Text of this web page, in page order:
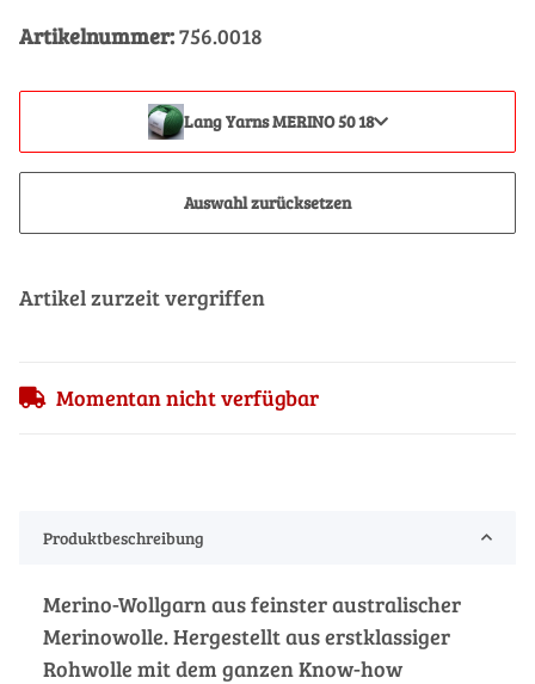
Artikelnummer:756.0018
Lang Yarns MERINO 50 18
Auswahl zurücksetzen
Artikel zurzeit vergriffen
Momentan nicht verfügbar
Produktbeschreibung
Merino-Wollgarn aus feinster australischer
Merinowolle. Hergestellt aus erstklassiger
Rohwolle mit dem ganzen Know-how